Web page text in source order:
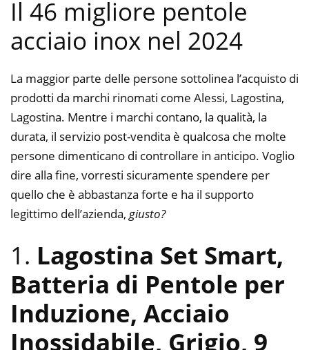
Il 46 migliore pentole
acciaio inox nel 2024
La maggior parte delle persone sottolinea l’acquisto di
prodotti da marchi rinomati come Alessi, Lagostina,
Lagostina. Mentre i marchi contano, la qualità, la
durata, il servizio post-vendita è qualcosa che molte
persone dimenticano di controllare in anticipo. Voglio
dire alla fine, vorresti sicuramente spendere per
quello che è abbastanza forte e ha il supporto
legittimo dell’azienda, giusto?
1. Lagostina Set Smart,
Batteria di Pentole per
Induzione, Acciaio
Inossidabile, Grigio, 9